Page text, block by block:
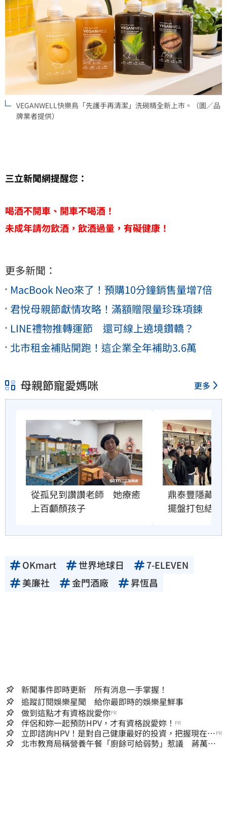
VEGANWELL快樂鳥「先護手再清潔」洗碗精全新上市。（圖／品
牌業者提供）
三立新聞網提醒您：
喝酒不開車、開車不喝酒！
未成年請勿飲酒，飲酒過量，有礙健康！
更多新聞：
MacBook Neo來了！預購10分鐘銷售量增7倍
君悅母親節獻情攻略！滿額贈限量珍珠項鍊
LINE禮物推轉運節 還可線上遶境鑽轎？
北市租金補貼開跑！這企業全年補助3.6萬
母親節寵愛媽咪 更多
從孤兒到讚讚老師　她療癒
上百顱顏孩子
鼎泰豐隱藏服
擺盤打包結果
OKmart 世界地球日
7-ELEVEN
美廉社
金門酒廠 昇恆昌
新聞事件即時更新 所有消息一手掌握！
追蹤訂閱娛樂星聞 給你最即時的娛樂星鮮事
做到這點才有資格說愛你PR
伴侶和妳一起預防HPV，才有資格說愛妳！ PR
立即諮詢HPV！是對自己健康最好的投資，把握現在不
嫌晚！
PR
北市教育局稱營養午餐「廚餘可給弱勢」惹議 蔣萬安